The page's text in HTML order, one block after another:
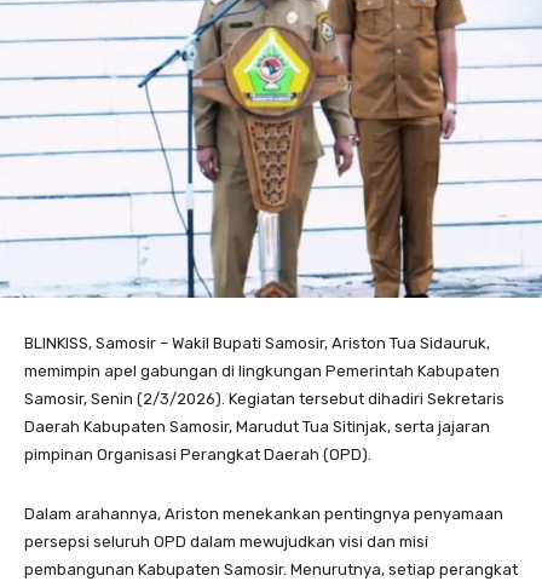
BLINKISS, Samosir – Wakil Bupati Samosir, Ariston Tua Sidauruk,
memimpin apel gabungan di lingkungan Pemerintah Kabupaten
Samosir, Senin (2/3/2026). Kegiatan tersebut dihadiri Sekretaris
Daerah Kabupaten Samosir, Marudut Tua Sitinjak, serta jajaran
pimpinan Organisasi Perangkat Daerah (OPD).
Dalam arahannya, Ariston menekankan pentingnya penyamaan
persepsi seluruh OPD dalam mewujudkan visi dan misi
pembangunan Kabupaten Samosir. Menurutnya, setiap perangkat